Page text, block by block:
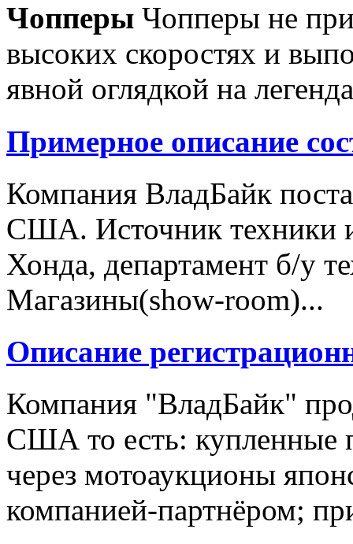
Чопперы Чопперы не
высоких скоростях и
явной оглядкой на
Примерное описание
Компания ВладБайк
США. Источник техники
Хонда, департамент б/у
Магазины(show-room)...
Описание
Компания "ВладБайк"
США то есть: купленные
через мотоаукционы
компанией-партнёром;